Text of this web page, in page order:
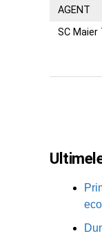
AGENT
SC Maier